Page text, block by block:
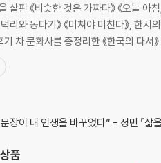
살핀 《비슷한 것은 가짜다》 《오늘 아
리와 동다기》 《미쳐야 미친다》, 한시의
기 차 문화사를 총정리한 《한국의 다서》
장이 내 인생을 바꾸었다” - 정민 『삶
품